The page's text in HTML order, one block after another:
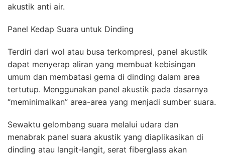
akustik anti air.
Panel Kedap Suara untuk Dinding
Terdiri dari wol atau busa terkompresi, panel akustik
dapat menyerap aliran yang membuat kebisingan
umum dan membatasi gema di dinding dalam area
tertutup. Menggunakan panel akustik pada dasarnya
“meminimalkan” area-area yang menjadi sumber suara.
Sewaktu gelombang suara melalui udara dan
menabrak panel suara akustik yang diaplikasikan di
dinding atau langit-langit, serat fiberglass akan